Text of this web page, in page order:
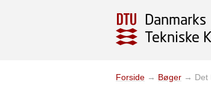
Danmarks
Tekniske
Forside → Bøger → Det